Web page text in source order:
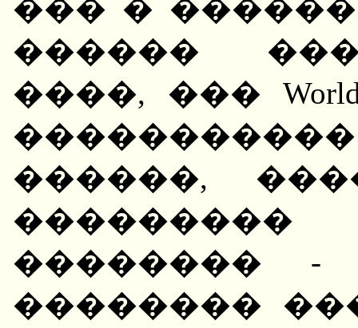
��� �
������
����, ���
������,
�������� -
��������